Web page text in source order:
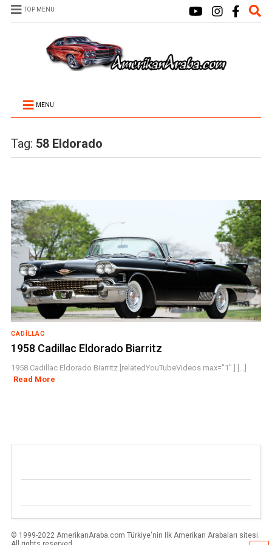
TOP MENU
MENU
Tag: 58 Eldorado
CADILLAC
1958 Cadillac Eldorado Biarritz
1958 Cadillac Eldorado Biarritz [relatedYouTubeVideos max="1" ] [...]
Read More
© 1999-2022 AmerikanAraba.com Türkiye'nin Ilk Amerikan Arabaları sitesi.